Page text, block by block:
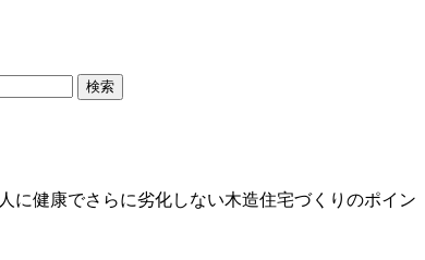
に健康でさらに劣化しない木造住宅づくりのポイン